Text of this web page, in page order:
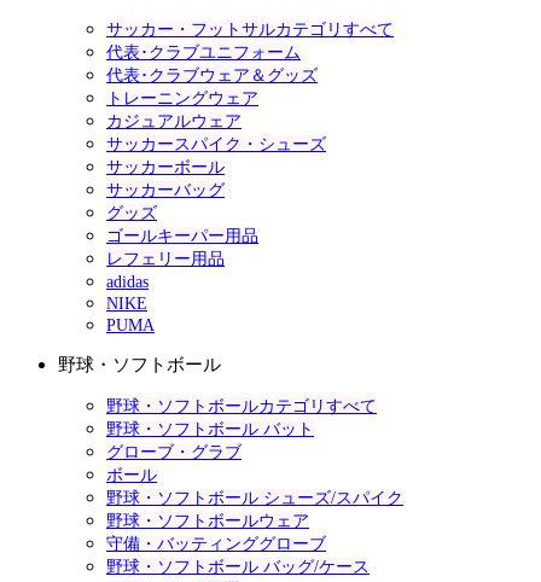
サッカー・フットサルカテゴリすべて
代表･クラブユニフォーム
代表･クラブウェア＆グッズ
トレーニングウェア
カジュアルウェア
サッカースパイク・シューズ
サッカーボール
サッカーバッグ
グッズ
ゴールキーパー用品
レフェリー用品
adidas
NIKE
PUMA
野球・ソフトボール
野球・ソフトボールカテゴリすべて
野球・ソフトボール バット
グローブ・グラブ
ボール
野球・ソフトボール シューズ/スパイク
野球・ソフトボールウェア
守備・バッティンググローブ
野球・ソフトボール バッグ/ケース